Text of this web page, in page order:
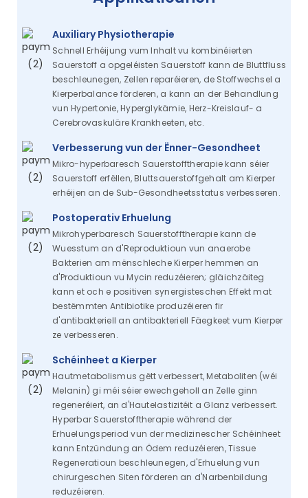
Auxiliary Physiotherapie
Schnell Erhéijung vum Inhalt vu kombinéierten
Sauerstoff a opgeléisten Sauerstoff kann de Bluttfluss
beschleunegen, Zellen reparéieren, de Stoffwechsel a
Kierperbalance förderen, a kann an der Behandlung
vun Hypertonie, Hyperglykämie, Herz-Kreislauf- a
Cerebrovaskuläre Krankheeten, etc.
Verbesserung vun der Ënner-Gesondheet
Mikro-hyperbaresch Sauerstofftherapie kann séier
Sauerstoff erfëllen, Bluttsauerstoffgehalt am Kierper
erhéijen an de Sub-Gesondheetsstatus verbesseren.
Postoperativ Erhuelung
Mikrohyperbaresch Sauerstofftherapie kann de
Wuesstum an d'Reproduktioun vun anaerobe
Bakterien am mënschleche Kierper hemmen an
d'Produktioun vu Mycin reduzéieren; gläichzäiteg
kann et och e positiven synergisteschen Effekt mat
bestëmmten Antibiotike produzéieren fir
d'antibakteriell an antibakteriell Fäegkeet vum Kierper
ze verbesseren.
Schéinheet a Kierper
Hautmetabolismus gëtt verbessert, Metaboliten (wéi
Melanin) gi méi séier ewechgeholl an Zelle ginn
regeneréiert, an d'Hautelastizitéit a Glanz verbessert.
Hyperbar Sauerstofftherapie während der
Erhuelungsperiod vun der medizinescher Schéinheet
kann Entzündung an Ödem reduzéieren, Tissue
Regeneratioun beschleunegen, d'Erhuelung vun
chirurgeschen Siten förderen an d'Narbenbildung
reduzéieren.